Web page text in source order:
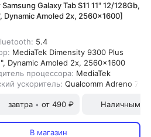
Galaxy Tab S11 11" 12/128Gb,
Dynamic Amoled 2x, 2560x1600]
5.4
MediaTek Dimensity 9300 Plus
Dynamic Amoled 2x, 2560x1600
процессора: MediaTek
ускоритель: Qualcomm Adreno 735
завтра • от 490 ₽ Наличными
В магазин